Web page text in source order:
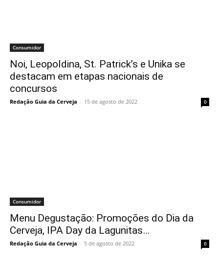
Consumidor
Noi, Leopoldina, St. Patrick’s e Unika se
destacam em etapas nacionais de
concursos
Redação Guia da Cerveja - 15 de agosto de 2022 0
Consumidor
Menu Degustação: Promoções do Dia da
Cerveja, IPA Day da Lagunitas…
Redação Guia da Cerveja - 5 de agosto de 2022 0